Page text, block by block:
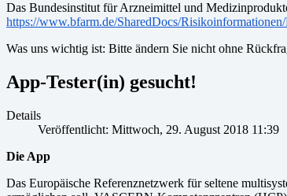
Das Bundesinstitut für Arzneimittel und
https://www.bfarm.de/SharedDocs/
Was uns wichtig ist: Bitte ändern Sie nicht ohne
App-Tester(in) gesucht!
Details
Veröffentlicht: Mittwoch, 29. August 2018 11:39
Die App
Das Europäische Referenznetzwerk für seltene